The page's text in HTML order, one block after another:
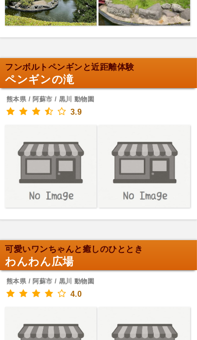
フンボルトペンギンと近距離体験
ペンギンの滝
熊本県 / 阿蘇市 / 黒川 動物園
3.9
可愛いワンちゃんと癒しのひととき
わんわん広場
熊本県 / 阿蘇市 / 黒川 動物園
4.0